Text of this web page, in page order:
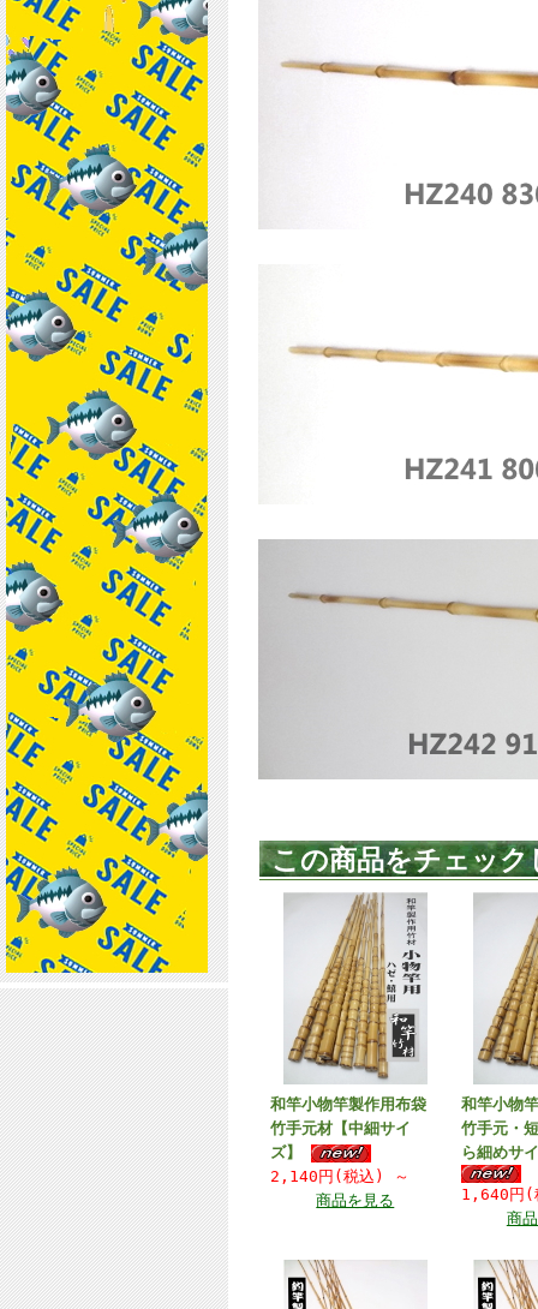
この商品をチェッ
和竿小物竿製作用布袋
竹手元材【中細サイ
ズ】
2,140円(税込)
～
商品を見る
和竿小物
竹手元・
ら細めサ
1,640円
商